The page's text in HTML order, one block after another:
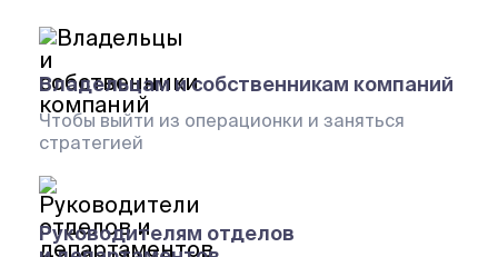
Владельцам и собственникам компаний
Чтобы выйти из операционки и заняться
стратегией
Руководителям отделов